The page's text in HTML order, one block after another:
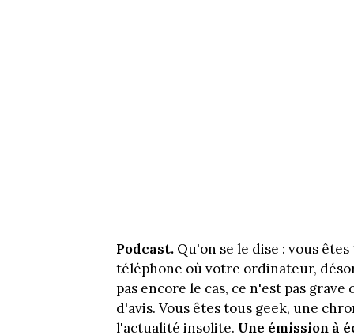
Podcast. Qu'on se le dise : vous
téléphone où votre ordinateur,
pas encore le cas, ce n'est pas
d'avis. Vous êtes tous geek, une
l'actualité insolite. Une émission à